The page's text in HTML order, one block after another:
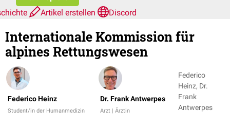
Artikel erstellen Discord
Internationale Kommission für
alpines Rettungswesen
Federico Heinz
Student/in der Humanmedizin
Dr. Frank Antwerpes
Arzt | Ärztin
Federico
Heinz, Dr.
Frank
Antwerpes